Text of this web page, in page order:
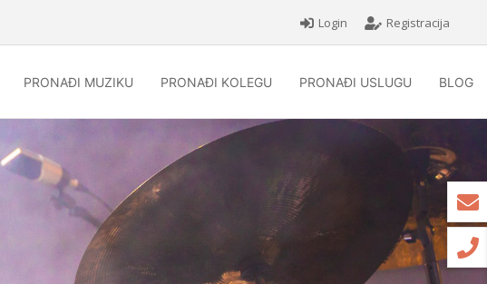
Login Registracija
PRONAĐI MUZIKU PRONAĐI KOLEGU PRONAĐI USLUGU BLOG